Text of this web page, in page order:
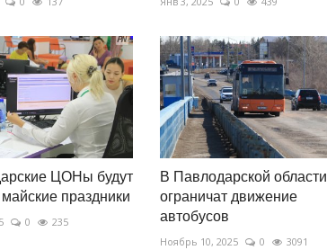
ЦОНы будут
праздники
0 235
В Павлодарской области
ограничат движение
автобусов
Ноябрь 10, 2025 0 3091